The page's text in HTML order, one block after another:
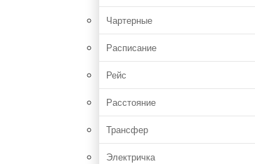
Чартерные
Расписание
Рейс
Расстояние
Трансфер
Электричка